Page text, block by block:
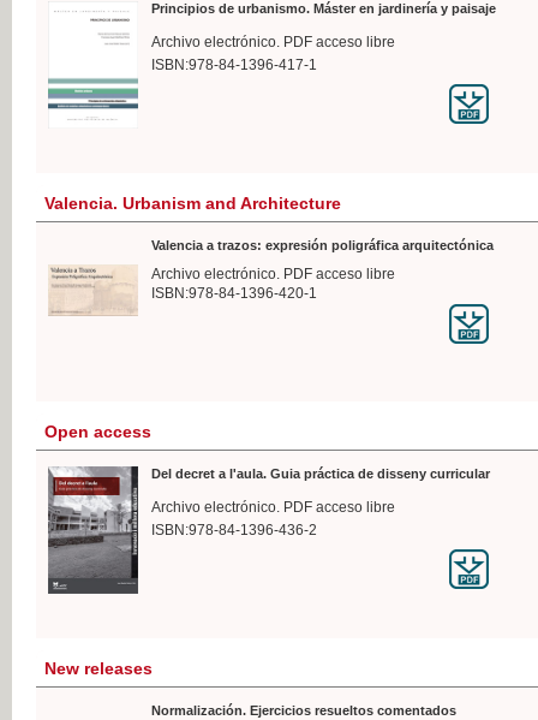
Principios de urbanismo. Máster en jardinería y paisaje
Archivo electrónico. PDF acceso libre
ISBN:978-84-1396-417-1
Valencia. Urbanism and Architecture
Valencia a trazos: expresión poligráfica arquitectónica
Archivo electrónico. PDF acceso libre
ISBN:978-84-1396-420-1
Open access
Del decret a l'aula. Guia práctica de disseny curricular
Archivo electrónico. PDF acceso libre
ISBN:978-84-1396-436-2
New releases
Normalización. Ejercicios resueltos comentados